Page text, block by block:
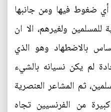
أي ضغوط فيها ومن جانبها
للمسلمين ولغيرهم، الا ان
بالاضطهاد وهو الذي
لم يكن نسيانه بالشيء
ثم المشاعر العنصرية
من الفرنسيين تجاه